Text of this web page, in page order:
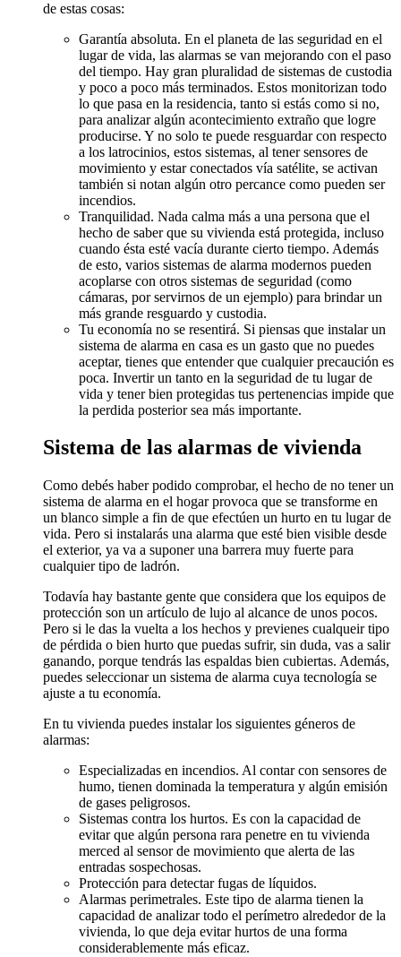
de estas cosas:
Garantía absoluta. En el planeta de las seguridad en el
lugar de vida, las alarmas se van mejorando con el paso
del tiempo. Hay gran pluralidad de sistemas de custodia
y poco a poco más terminados. Estos monitorizan todo
lo que pasa en la residencia, tanto si estás como si no,
para analizar algún acontecimiento extraño que logre
producirse. Y no solo te puede resguardar con respecto
a los latrocinios, estos sistemas, al tener sensores de
movimiento y estar conectados vía satélite, se activan
también si notan algún otro percance como pueden ser
incendios.
Tranquilidad. Nada calma más a una persona que el
hecho de saber que su vivienda está protegida, incluso
cuando ésta esté vacía durante cierto tiempo. Además
de esto, varios sistemas de alarma modernos pueden
acoplarse con otros sistemas de seguridad (como
cámaras, por servirnos de un ejemplo) para brindar un
más grande resguardo y custodia.
Tu economía no se resentirá. Si piensas que instalar un
sistema de alarma en casa es un gasto que no puedes
aceptar, tienes que entender que cualquier precaución es
poca. Invertir un tanto en la seguridad de tu lugar de
vida y tener bien protegidas tus pertenencias impide que
la perdida posterior sea más importante.
Sistema de las alarmas de vivienda
Como debés haber podido comprobar, el hecho de no tener un
sistema de alarma en el hogar provoca que se transforme en
un blanco simple a fin de que efectúen un hurto en tu lugar de
vida. Pero si instalarás una alarma que esté bien visible desde
el exterior, ya va a suponer una barrera muy fuerte para
cualquier tipo de ladrón.
Todavía hay bastante gente que considera que los equipos de
protección son un artículo de lujo al alcance de unos pocos.
Pero si le das la vuelta a los hechos y previenes cualqueir tipo
de pérdida o bien hurto que puedas sufrir, sin duda, vas a salir
ganando, porque tendrás las espaldas bien cubiertas. Además,
puedes seleccionar un sistema de alarma cuya tecnología se
ajuste a tu economía.
En tu vivienda puedes instalar los siguientes géneros de
alarmas:
Especializadas en incendios. Al contar con sensores de
humo, tienen dominada la temperatura y algún emisión
de gases peligrosos.
Sistemas contra los hurtos. Es con la capacidad de
evitar que algún persona rara penetre en tu vivienda
merced al sensor de movimiento que alerta de las
entradas sospechosas.
Protección para detectar fugas de líquidos.
Alarmas perimetrales. Este tipo de alarma tienen la
capacidad de analizar todo el perímetro alrededor de la
vivienda, lo que deja evitar hurtos de una forma
considerablemente más eficaz.